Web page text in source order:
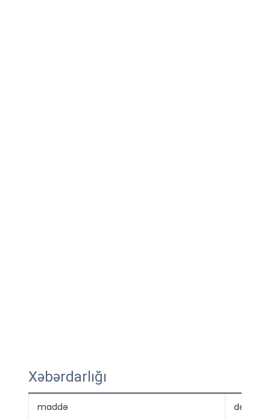
Xəbərdarlığı
maddə dəyər